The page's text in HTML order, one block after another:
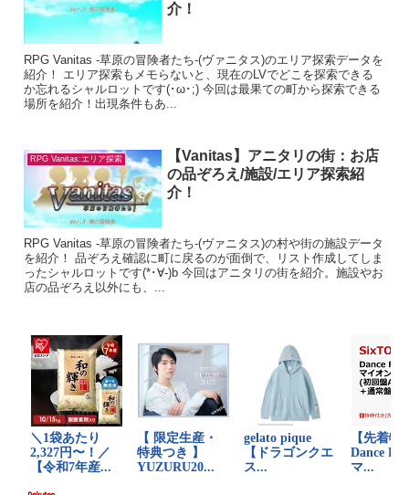
介！
RPG Vanitas -草原の冒険者たち-(ヴァニタス)のエリア探索データを
紹介！ エリア探索もメモらないと、現在のLVでどこを探索できる
か忘れるシャルロットです(･ω･;) 今回は最果ての町から探索できる
場所を紹介！出現条件もあ...
RPG Vanitas:エリア探索
【Vanitas】アニタリの街：お店
の品ぞろえ/施設/エリア探索紹
介！
RPG Vanitas -草原の冒険者たち-(ヴァニタス)の村や街の施設データ
を紹介！ 品ぞろえ確認に町に戻るのが面倒で、リスト作成してしま
ったシャルロットです(*･∀-)b 今回はアニタリの街を紹介。施設やお
店の品ぞろえ以外にも、...